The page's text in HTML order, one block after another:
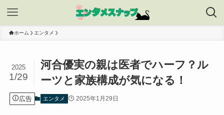
ホーム エンタメ
河合優実の親は医者でハーフ？ル
ーツと家族構成が気になる！
2025
1/29
広告 エンタメ 2025年1月29日